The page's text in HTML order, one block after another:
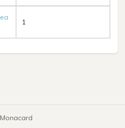
1
Monacard